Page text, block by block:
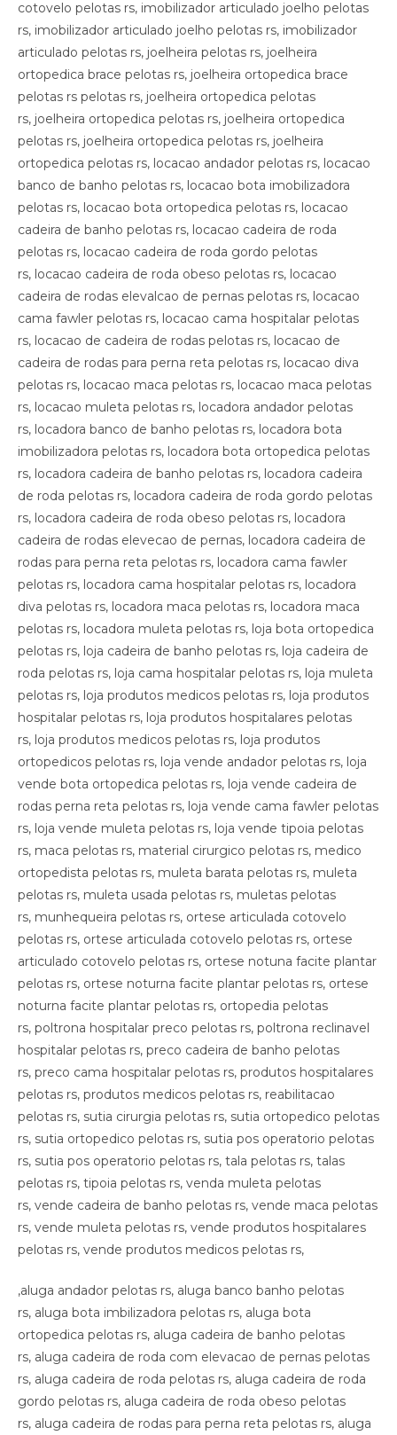
cotovelo pelotas rs, imobilizador articulado joelho pelotas
rs, imobilizador articulado joelho pelotas rs, imobilizador
articulado pelotas rs, joelheira pelotas rs, joelheira
ortopedica brace pelotas rs, joelheira ortopedica brace
pelotas rs pelotas rs, joelheira ortopedica pelotas
rs, joelheira ortopedica pelotas rs, joelheira ortopedica
pelotas rs, joelheira ortopedica pelotas rs, joelheira
ortopedica pelotas rs, locacao andador pelotas rs, locacao
banco de banho pelotas rs, locacao bota imobilizadora
pelotas rs, locacao bota ortopedica pelotas rs, locacao
cadeira de banho pelotas rs, locacao cadeira de roda
pelotas rs, locacao cadeira de roda gordo pelotas
rs, locacao cadeira de roda obeso pelotas rs, locacao
cadeira de rodas elevalcao de pernas pelotas rs, locacao
cama fawler pelotas rs, locacao cama hospitalar pelotas
rs, locacao de cadeira de rodas pelotas rs, locacao de
cadeira de rodas para perna reta pelotas rs, locacao diva
pelotas rs, locacao maca pelotas rs, locacao maca pelotas
rs, locacao muleta pelotas rs, locadora andador pelotas
rs, locadora banco de banho pelotas rs, locadora bota
imobilizadora pelotas rs, locadora bota ortopedica pelotas
rs, locadora cadeira de banho pelotas rs, locadora cadeira
de roda pelotas rs, locadora cadeira de roda gordo pelotas
rs, locadora cadeira de roda obeso pelotas rs, locadora
cadeira de rodas elevecao de pernas, locadora cadeira de
rodas para perna reta pelotas rs, locadora cama fawler
pelotas rs, locadora cama hospitalar pelotas rs, locadora
diva pelotas rs, locadora maca pelotas rs, locadora maca
pelotas rs, locadora muleta pelotas rs, loja bota ortopedica
pelotas rs, loja cadeira de banho pelotas rs, loja cadeira de
roda pelotas rs, loja cama hospitalar pelotas rs, loja muleta
pelotas rs, loja produtos medicos pelotas rs, loja produtos
hospitalar pelotas rs, loja produtos hospitalares pelotas
rs, loja produtos medicos pelotas rs, loja produtos
ortopedicos pelotas rs, loja vende andador pelotas rs, loja
vende bota ortopedica pelotas rs, loja vende cadeira de
rodas perna reta pelotas rs, loja vende cama fawler pelotas
rs, loja vende muleta pelotas rs, loja vende tipoia pelotas
rs, maca pelotas rs, material cirurgico pelotas rs, medico
ortopedista pelotas rs, muleta barata pelotas rs, muleta
pelotas rs, muleta usada pelotas rs, muletas pelotas
rs, munhequeira pelotas rs, ortese articulada cotovelo
pelotas rs, ortese articulada cotovelo pelotas rs, ortese
articulado cotovelo pelotas rs, ortese notuna facite plantar
pelotas rs, ortese noturna facite plantar pelotas rs, ortese
noturna facite plantar pelotas rs, ortopedia pelotas
rs, poltrona hospitalar preco pelotas rs, poltrona reclinavel
hospitalar pelotas rs, preco cadeira de banho pelotas
rs, preco cama hospitalar pelotas rs, produtos hospitalares
pelotas rs, produtos medicos pelotas rs, reabilitacao
pelotas rs, sutia cirurgia pelotas rs, sutia ortopedico pelotas
rs, sutia ortopedico pelotas rs, sutia pos operatorio pelotas
rs, sutia pos operatorio pelotas rs, tala pelotas rs, talas
pelotas rs, tipoia pelotas rs, venda muleta pelotas
rs, vende cadeira de banho pelotas rs, vende maca pelotas
rs, vende muleta pelotas rs, vende produtos hospitalares
pelotas rs, vende produtos medicos pelotas rs,
,aluga andador pelotas rs, aluga banco banho pelotas
rs, aluga bota imbilizadora pelotas rs, aluga bota
ortopedica pelotas rs, aluga cadeira de banho pelotas
rs, aluga cadeira de roda com elevacao de pernas pelotas
rs, aluga cadeira de roda pelotas rs, aluga cadeira de roda
gordo pelotas rs, aluga cadeira de roda obeso pelotas
rs, aluga cadeira de rodas para perna reta pelotas rs, aluga